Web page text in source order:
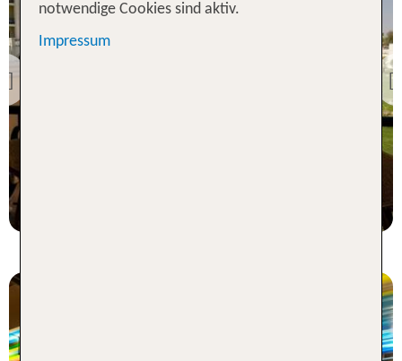
Previous
notwendige Cookies sind aktiv.
Impressum